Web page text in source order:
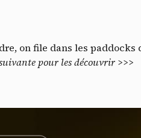
on file dans les
pour les découvrir >>>